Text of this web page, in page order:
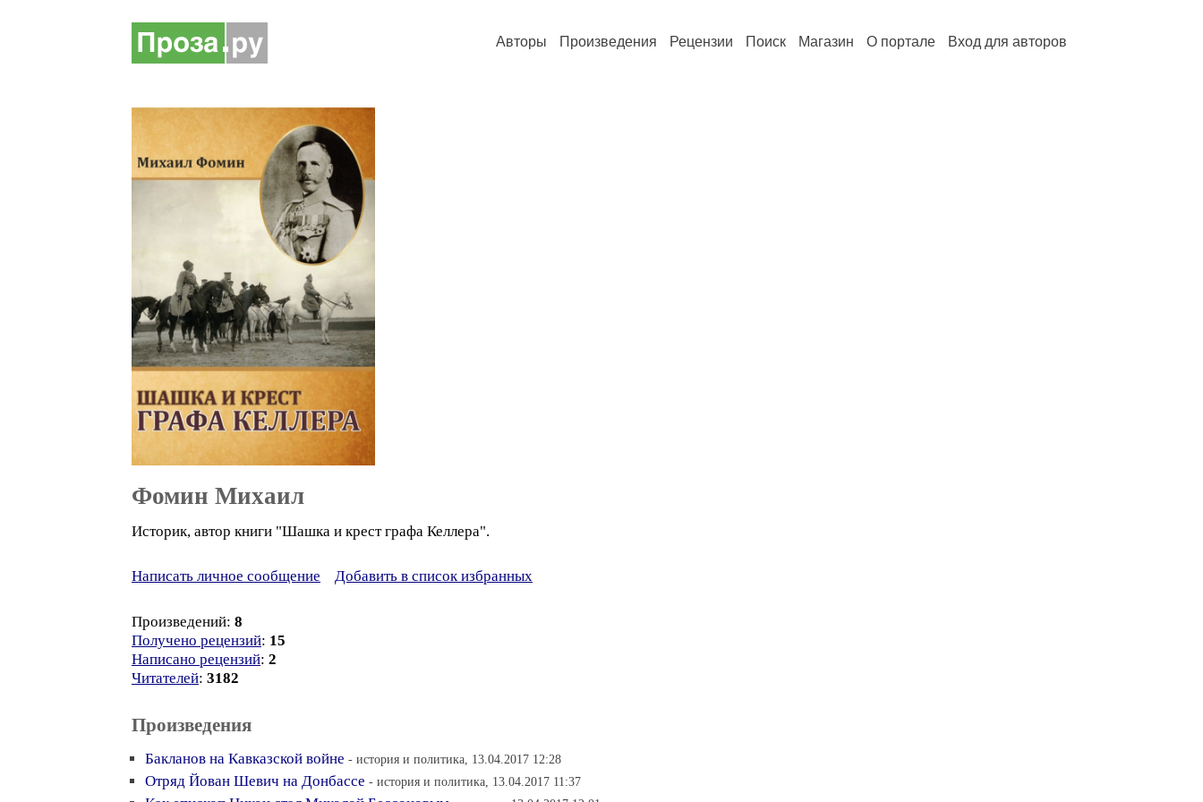
Авторы Произведения Рецензии Поиск Магазин О портале Вход для авторов
Фомин Михаил
Историк, автор книги "Шашка и крест графа Келлера".
Написать личное сообщение Добавить в список избранных
Произведений: 8
Получено рецензий: 15
Написано рецензий: 2
Читателей: 3182
Произведения
Бакланов на Кавказской войне - история и политика, 13.04.2017 12:28
Отряд Йован Шевич на Донбассе - история и политика, 13.04.2017 11:37